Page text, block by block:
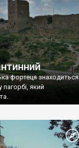
фортеця знаходиться
який